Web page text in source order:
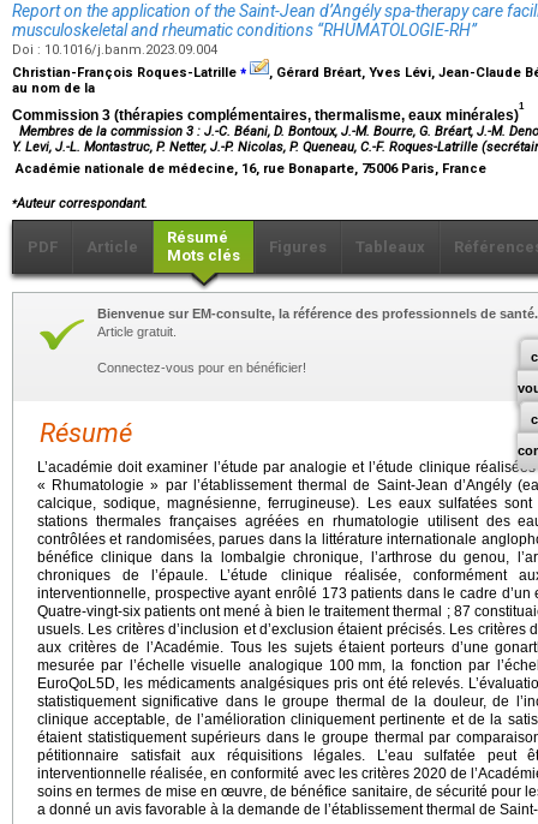
Report on the application of the Saint-Jean d’Angély spa-therapy care
musculoskeletal and rheumatic conditions “RHUMATOLOGIE-RH”
Doi : 10.1016/j.banm.2023.09.004
Christian-François Roques-Latrille ⁎
, Gérard Bréart, Yves Lévi, Jean-Claude
au nom de la
Commission 3 (thérapies complémentaires, thermalisme, eaux minérales)
1
Membres de la commission 3 : J.-C. Béani, D. Bontoux, J.-M. Bourre, G. Bréart, J.-M.
Y. Levi, J.-L. Montastruc, P. Netter, J.-P. Nicolas, P. Queneau, C.-F. Roques-Latrille
Académie nationale de médecine, 16, rue Bonaparte, 75006 Paris, France
⁎Auteur correspondant.
PDF Article
Résumé
Mots clés
Figures Tableaux
Bienvenue sur EM-consulte, la référence des professionnels de santé.
Article gratuit.
Connectez-vous pour en bénéficier!
Résumé
L’académie doit examiner l’étude par analogie et l’étude clinique
« Rhumatologie » par l’établissement thermal de Saint-Jean d’Angély
calcique, sodique, magnésienne, ferrugineuse). Les eaux sulfatées
stations thermales françaises agréées en rhumatologie utilisent des
contrôlées et randomisées, parues dans la littérature internationale
bénéfice clinique dans la lombalgie chronique, l’arthrose du genou,
chroniques de l’épaule. L’étude clinique réalisée, conformément
interventionnelle, prospective ayant enrôlé 173 patients dans le cadre
Quatre-vingt-six patients ont mené à bien le traitement thermal ; 87
usuels. Les critères d’inclusion et d’exclusion étaient précisés. Les critères
aux critères de l’Académie. Tous les sujets étaient porteurs d’une
mesurée par l’échelle visuelle analogique 100 mm, la fonction par
EuroQoL5D, les médicaments analgésiques pris ont été relevés.
statistiquement significative dans le groupe thermal de la douleur, de
clinique acceptable, de l’amélioration cliniquement pertinente et de la
étaient statistiquement supérieurs dans le groupe thermal par
pétitionnaire satisfait aux réquisitions légales. L’eau sulfatée peut
interventionnelle réalisée, en conformité avec les critères 2020 de
soins en termes de mise en œuvre, de bénéfice sanitaire, de sécurité pour
a donné un avis favorable à la demande de l’établissement thermal de